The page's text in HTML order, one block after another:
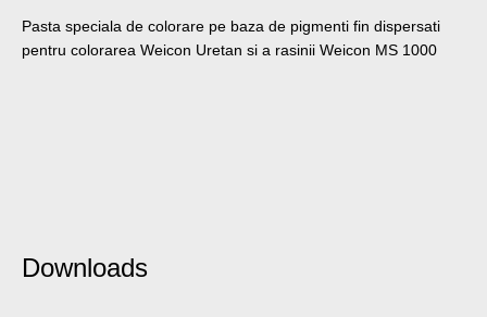
Pasta speciala de colorare pe baza de pigmenti fin dispersati
pentru colorarea Weicon Uretan si a rasinii Weicon MS 1000
Downloads